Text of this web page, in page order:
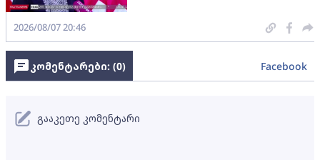
2026/08/07 20:46
კომენტარები: (0) Facebook
გააკეთე კომენტარი